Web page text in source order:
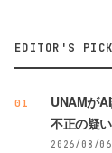
EDITOR'S
01
UNAMが
不正の疑い
2026/08/06